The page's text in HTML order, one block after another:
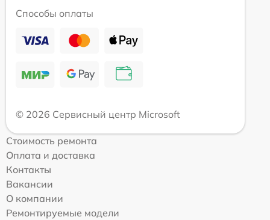
Способы оплаты
© 2026 Сервисный центр Microsoft
Стоимость ремонта
Оплата и доставка
Контакты
Вакансии
О компании
Ремонтируемые модели